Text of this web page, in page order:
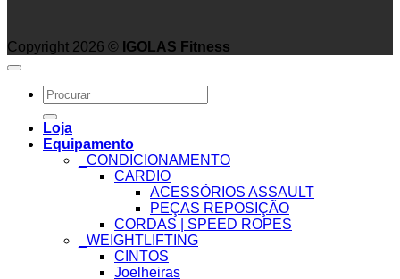
Copyright 2026 © IGOLAS Fitness
Search
for:
Loja
Equipamento
_CONDICIONAMENTO
CARDIO
ACESSÓRIOS ASSAULT
PEÇAS REPOSIÇÃO
CORDAS | SPEED ROPES
_WEIGHTLIFTING
CINTOS
Joelheiras